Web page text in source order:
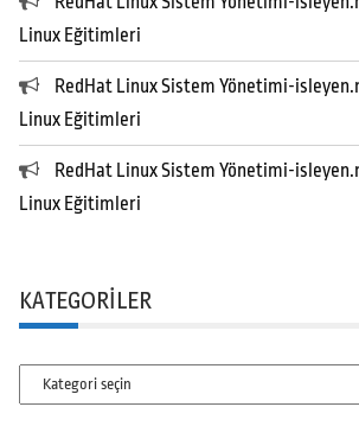
Linux Eğitimleri
RedHat Linux Sistem Yönetimi-
Linux Eğitimleri
RedHat Linux Sistem Yönetimi-
Linux Eğitimleri
KATEGORILER
Kategoriler